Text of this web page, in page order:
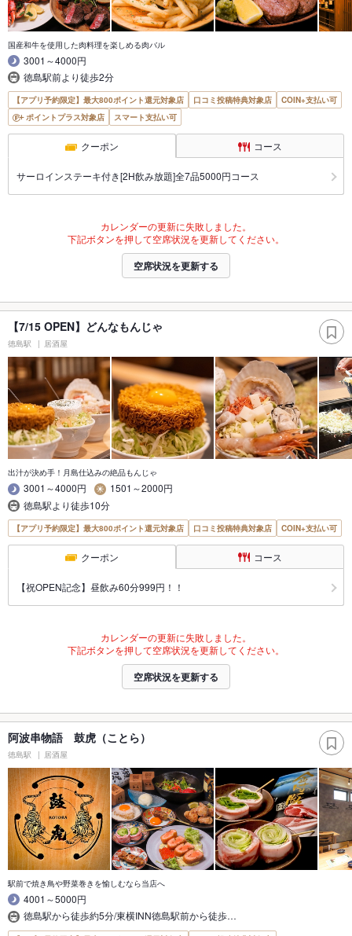
国産和牛を使用した肉料理を楽しめる肉バル
3001～4000円
徳島駅前より徒歩2分
【アプリ予約限定】最大800ポイント還元対象店 口コミ投稿特典対象店
COIN+支払い可
ポイントプラス対象店
スマート支払い可
クーポン コース
サーロインステーキ付き[2H飲み放題]全7品5000円コース
カレンダーの更新に失敗しました。
下記ボタンを押して空席状況を更新してください。
空席状況を更新する
【7/15 OPEN】どんなもんじゃ
徳島駅 居酒屋
出汁が決め手！月島仕込みの絶品もんじゃ
3001～4000円
1501～2000円
徳島駅より徒歩10分
【アプリ予約限定】最大800ポイント還元対象店 口コミ投稿特典対象店 COIN+支払い可
クーポン コース
【祝OPEN記念】昼飲み60分999円！！
カレンダーの更新に失敗しました。
下記ボタンを押して空席状況を更新してください。
空席状況を更新する
阿波串物語 鼓虎（ことら）
徳島駅 居酒屋
駅前で焼き鳥や野菜巻きを愉しむなら当店へ
4001～5000円
徳島駅から徒歩約5分/東横INN徳島駅前から徒歩…